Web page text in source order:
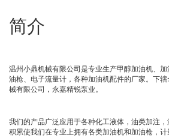
简介
温州小鼎机械有限公司是专业生产甲醇加油机、
油枪、电子流量计，各种加油机配件的厂家。下
械有限公司，永嘉精锐泵业。
我们的产品广泛应用于各种化工液体，油类加注
积累使我们在专业上拥有各类加油机和加油枪，